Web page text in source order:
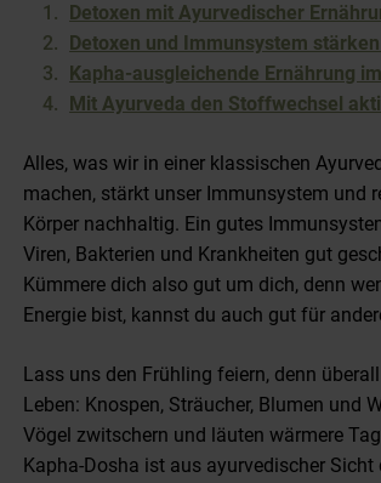
Detoxen mit Ayurvedischer
Detoxen und Immunsystem
Kapha-ausgleichende Ernährung
Mit Ayurveda den Stoffwechsel
Alles, was wir in einer klassischen
machen, stärkt unser Immunsystem und
Körper nachhaltig. Ein gutes
Viren, Bakterien und Krankheiten gut
Kümmere dich also gut um dich, denn
Energie bist, kannst du auch gut für
Lass uns den Frühling feiern, denn
Leben: Knospen, Sträucher, Blumen und
Vögel zwitschern und läuten wärmere
Kapha-Dosha ist aus ayurvedischer Sicht